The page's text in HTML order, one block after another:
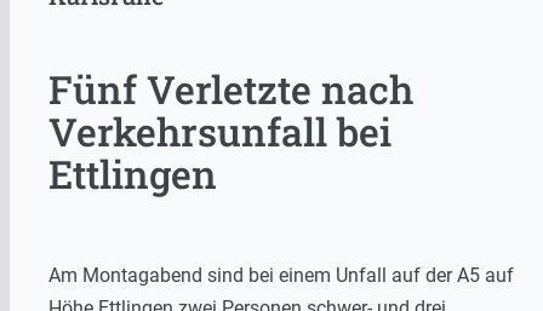
Fünf Verletzte nach
Verkehrsunfall bei
Ettlingen
Am Montagabend sind bei einem Unfall auf der A5 auf